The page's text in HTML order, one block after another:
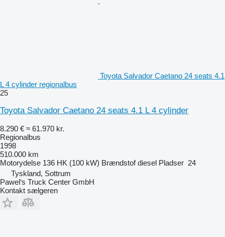
Toyota Salvador Caetano 24 seats 4.1
L 4 cylinder regionalbus
25
Toyota Salvador Caetano 24 seats 4.1 L 4 cylinder
8.290 € ≈ 61.970 kr.
Regionalbus
1998
510.000 km
Motorydelse 136 HK (100 kW) Brændstof diesel Pladser 24
Tyskland, Sottrum
Pawel‘s Truck Center GmbH
Kontakt sælgeren